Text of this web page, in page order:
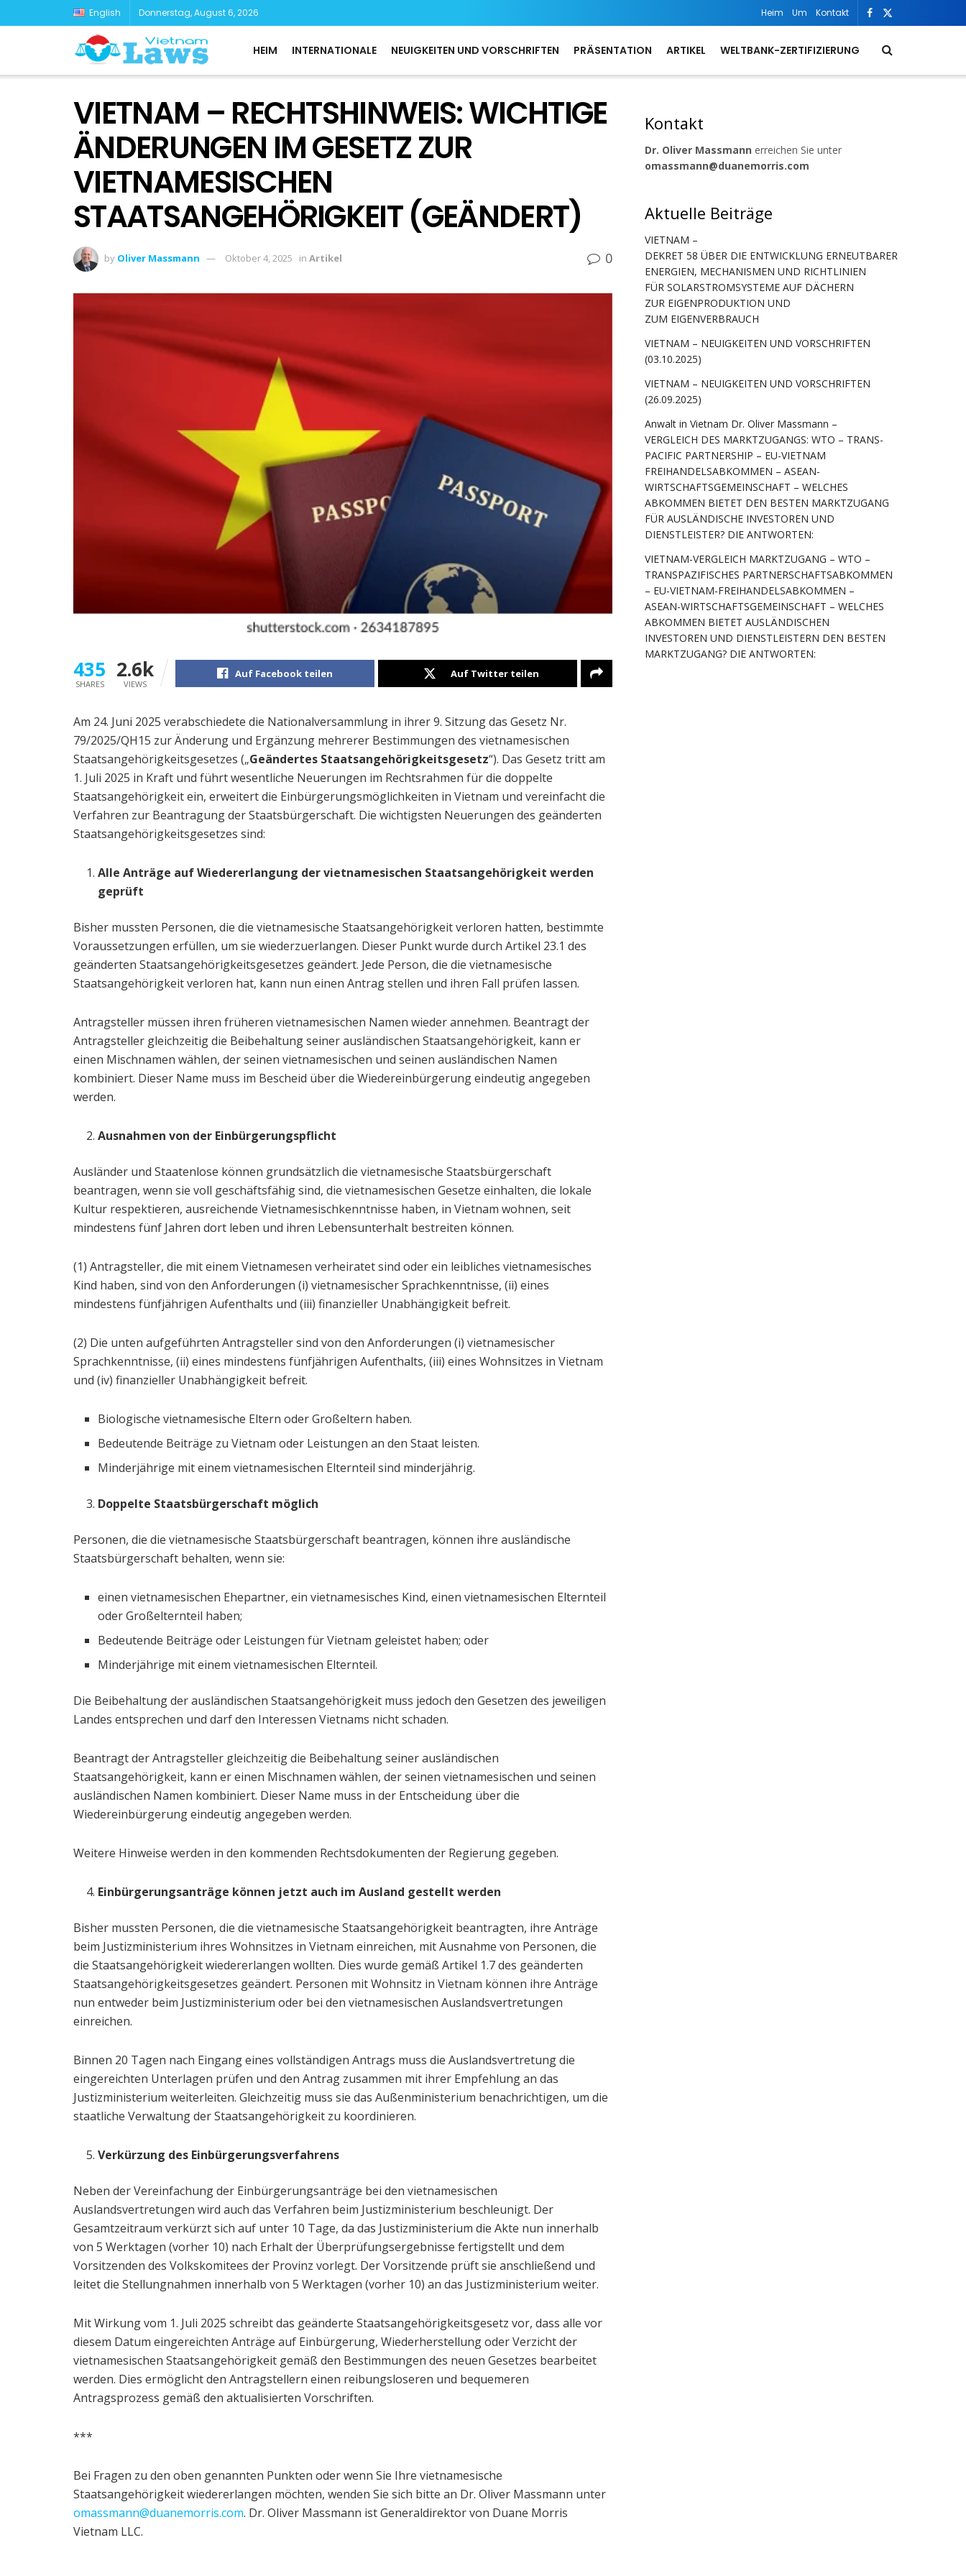
English Donnerstag, August 6, 2026 Heim Um Kontakt
HEIM INTERNATIONALE NEUIGKEITEN UND VORSCHRIFTEN PRÄSENTATION ARTIKEL WELTBANK-ZERTIFIZIERUNG
VIETNAM – RECHTSHINWEIS: WICHTIGE
ÄNDERUNGEN IM GESETZ ZUR
VIETNAMESISCHEN
STAATSANGEHÖRIGKEIT (GEÄNDERT)
by Oliver Massmann Oktober 4, 2025 in Artikel 0
435
SHARES
2.6k
VIEWS
Auf Facebook teilen Auf Twitter teilen
Am 24. Juni 2025 verabschiedete die Nationalversammlung in ihrer 9. Sitzung das Gesetz Nr.
79/2025/QH15 zur Änderung und Ergänzung mehrerer Bestimmungen des vietnamesischen
Staatsangehörigkeitsgesetzes („Geändertes Staatsangehörigkeitsgesetz“). Das Gesetz tritt am
1. Juli 2025 in Kraft und führt wesentliche Neuerungen im Rechtsrahmen für die doppelte
Staatsangehörigkeit ein, erweitert die Einbürgerungsmöglichkeiten in Vietnam und vereinfacht die
Verfahren zur Beantragung der Staatsbürgerschaft. Die wichtigsten Neuerungen des geänderten
Staatsangehörigkeitsgesetzes sind:
Alle Anträge auf Wiedererlangung der vietnamesischen Staatsangehörigkeit werden
geprüft
Bisher mussten Personen, die die vietnamesische Staatsangehörigkeit verloren hatten, bestimmte
Voraussetzungen erfüllen, um sie wiederzuerlangen. Dieser Punkt wurde durch Artikel 23.1 des
geänderten Staatsangehörigkeitsgesetzes geändert. Jede Person, die die vietnamesische
Staatsangehörigkeit verloren hat, kann nun einen Antrag stellen und ihren Fall prüfen lassen.
Antragsteller müssen ihren früheren vietnamesischen Namen wieder annehmen. Beantragt der
Antragsteller gleichzeitig die Beibehaltung seiner ausländischen Staatsangehörigkeit, kann er
einen Mischnamen wählen, der seinen vietnamesischen und seinen ausländischen Namen
kombiniert. Dieser Name muss im Bescheid über die Wiedereinbürgerung eindeutig angegeben
werden.
Ausnahmen von der Einbürgerungspflicht
Ausländer und Staatenlose können grundsätzlich die vietnamesische Staatsbürgerschaft
beantragen, wenn sie voll geschäftsfähig sind, die vietnamesischen Gesetze einhalten, die lokale
Kultur respektieren, ausreichende Vietnamesischkenntnisse haben, in Vietnam wohnen, seit
mindestens fünf Jahren dort leben und ihren Lebensunterhalt bestreiten können.
(1) Antragsteller, die mit einem Vietnamesen verheiratet sind oder ein leibliches vietnamesisches
Kind haben, sind von den Anforderungen (i) vietnamesischer Sprachkenntnisse, (ii) eines
mindestens fünfjährigen Aufenthalts und (iii) finanzieller Unabhängigkeit befreit.
(2) Die unten aufgeführten Antragsteller sind von den Anforderungen (i) vietnamesischer
Sprachkenntnisse, (ii) eines mindestens fünfjährigen Aufenthalts, (iii) eines Wohnsitzes in Vietnam
und (iv) finanzieller Unabhängigkeit befreit.
Biologische vietnamesische Eltern oder Großeltern haben.
Bedeutende Beiträge zu Vietnam oder Leistungen an den Staat leisten.
Minderjährige mit einem vietnamesischen Elternteil sind minderjährig.
Doppelte Staatsbürgerschaft möglich
Personen, die die vietnamesische Staatsbürgerschaft beantragen, können ihre ausländische
Staatsbürgerschaft behalten, wenn sie:
einen vietnamesischen Ehepartner, ein vietnamesisches Kind, einen vietnamesischen Elternteil
oder Großelternteil haben;
Bedeutende Beiträge oder Leistungen für Vietnam geleistet haben; oder
Minderjährige mit einem vietnamesischen Elternteil.
Die Beibehaltung der ausländischen Staatsangehörigkeit muss jedoch den Gesetzen des jeweiligen
Landes entsprechen und darf den Interessen Vietnams nicht schaden.
Beantragt der Antragsteller gleichzeitig die Beibehaltung seiner ausländischen
Staatsangehörigkeit, kann er einen Mischnamen wählen, der seinen vietnamesischen und seinen
ausländischen Namen kombiniert. Dieser Name muss in der Entscheidung über die
Wiedereinbürgerung eindeutig angegeben werden.
Weitere Hinweise werden in den kommenden Rechtsdokumenten der Regierung gegeben.
Einbürgerungsanträge können jetzt auch im Ausland gestellt werden
Bisher mussten Personen, die die vietnamesische Staatsangehörigkeit beantragten, ihre Anträge
beim Justizministerium ihres Wohnsitzes in Vietnam einreichen, mit Ausnahme von Personen, die
die Staatsangehörigkeit wiedererlangen wollten. Dies wurde gemäß Artikel 1.7 des geänderten
Staatsangehörigkeitsgesetzes geändert. Personen mit Wohnsitz in Vietnam können ihre Anträge
nun entweder beim Justizministerium oder bei den vietnamesischen Auslandsvertretungen
einreichen.
Binnen 20 Tagen nach Eingang eines vollständigen Antrags muss die Auslandsvertretung die
eingereichten Unterlagen prüfen und den Antrag zusammen mit ihrer Empfehlung an das
Justizministerium weiterleiten. Gleichzeitig muss sie das Außenministerium benachrichtigen, um die
staatliche Verwaltung der Staatsangehörigkeit zu koordinieren.
Verkürzung des Einbürgerungsverfahrens
Neben der Vereinfachung der Einbürgerungsanträge bei den vietnamesischen
Auslandsvertretungen wird auch das Verfahren beim Justizministerium beschleunigt. Der
Gesamtzeitraum verkürzt sich auf unter 10 Tage, da das Justizministerium die Akte nun innerhalb
von 5 Werktagen (vorher 10) nach Erhalt der Überprüfungsergebnisse fertigstellt und dem
Vorsitzenden des Volkskomitees der Provinz vorlegt. Der Vorsitzende prüft sie anschließend und
leitet die Stellungnahmen innerhalb von 5 Werktagen (vorher 10) an das Justizministerium weiter.
Mit Wirkung vom 1. Juli 2025 schreibt das geänderte Staatsangehörigkeitsgesetz vor, dass alle vor
diesem Datum eingereichten Anträge auf Einbürgerung, Wiederherstellung oder Verzicht der
vietnamesischen Staatsangehörigkeit gemäß den Bestimmungen des neuen Gesetzes bearbeitet
werden. Dies ermöglicht den Antragstellern einen reibungsloseren und bequemeren
Antragsprozess gemäß den aktualisierten Vorschriften.
***
Bei Fragen zu den oben genannten Punkten oder wenn Sie Ihre vietnamesische
Staatsangehörigkeit wiedererlangen möchten, wenden Sie sich bitte an Dr. Oliver Massmann unter
omassmann@duanemorris.com. Dr. Oliver Massmann ist Generaldirektor von Duane Morris
Vietnam LLC.
Kontakt
Dr. Oliver Massmann erreichen Sie unter
omassmann@duanemorris.com
Aktuelle Beiträge
VIETNAM –
DEKRET 58 ÜBER DIE ENTWICKLUNG ERNEUTBARER
ENERGIEN, MECHANISMEN UND RICHTLINIEN
FÜR SOLARSTROMSYSTEME AUF DÄCHERN
ZUR EIGENPRODUKTION UND
ZUM EIGENVERBRAUCH
VIETNAM – NEUIGKEITEN UND VORSCHRIFTEN
(03.10.2025)
VIETNAM – NEUIGKEITEN UND VORSCHRIFTEN
(26.09.2025)
Anwalt in Vietnam Dr. Oliver Massmann –
VERGLEICH DES MARKTZUGANGS: WTO – TRANS-
PACIFIC PARTNERSHIP – EU-VIETNAM
FREIHANDELSABKOMMEN – ASEAN-
WIRTSCHAFTSGEMEINSCHAFT – WELCHES
ABKOMMEN BIETET DEN BESTEN MARKTZUGANG
FÜR AUSLÄNDISCHE INVESTOREN UND
DIENSTLEISTER? DIE ANTWORTEN:
VIETNAM-VERGLEICH MARKTZUGANG – WTO –
TRANSPAZIFISCHES PARTNERSCHAFTSABKOMMEN
– EU-VIETNAM-FREIHANDELSABKOMMEN –
ASEAN-WIRTSCHAFTSGEMEINSCHAFT – WELCHES
ABKOMMEN BIETET AUSLÄNDISCHEN
INVESTOREN UND DIENSTLEISTERN DEN BESTEN
MARKTZUGANG? DIE ANTWORTEN: